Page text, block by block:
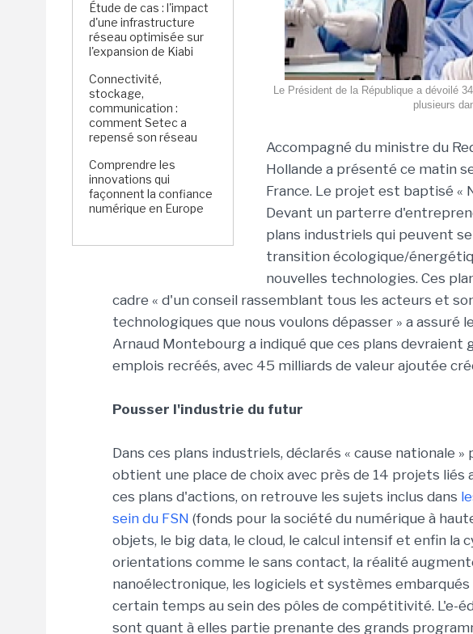
Étude de cas : l'impact
d'une infrastructure
réseau optimisée sur
l'expansion de Kiabi
Connectivité,
stockage,
communication :
comment Setec a
repensé son réseau
Comprendre les
innovations qui
façonnent la confiance
numérique en Europe
Le Président de la République a dévoilé
plusieurs
Accompagné du ministre du
Hollande a présenté ce matin
France. Le projet est baptisé «
Devant un parterre
plans industriels qui peuvent
transition écologique/
nouvelles technologies. Ces
cadre « d'un conseil rassemblant tous les acteurs et
technologiques que nous voulons dépasser » a assuré
Arnaud Montebourg a indiqué que ces plans devraient
emplois recréés, avec 45 milliards de valeur ajoutée
Pousser l'industrie du futur
Dans ces plans industriels, déclarés « cause nationale
obtient une place de choix avec près de 14 projets liés
ces plans d'actions, on retrouve les sujets inclus dans
sein du FSN (fonds pour la société du numérique à
objets, le big data, le cloud, le calcul intensif et enfin la
orientations comme le sans contact, la réalité
nanoélectronique, les logiciels et systèmes
certain temps au sein des pôles de compétitivité. L'e-
sont quant à elles partie prenante des grands